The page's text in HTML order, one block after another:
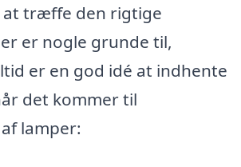
at træffe den rigtige
er nogle grunde til,
er en god idé at indhente
det kommer til
lamper: